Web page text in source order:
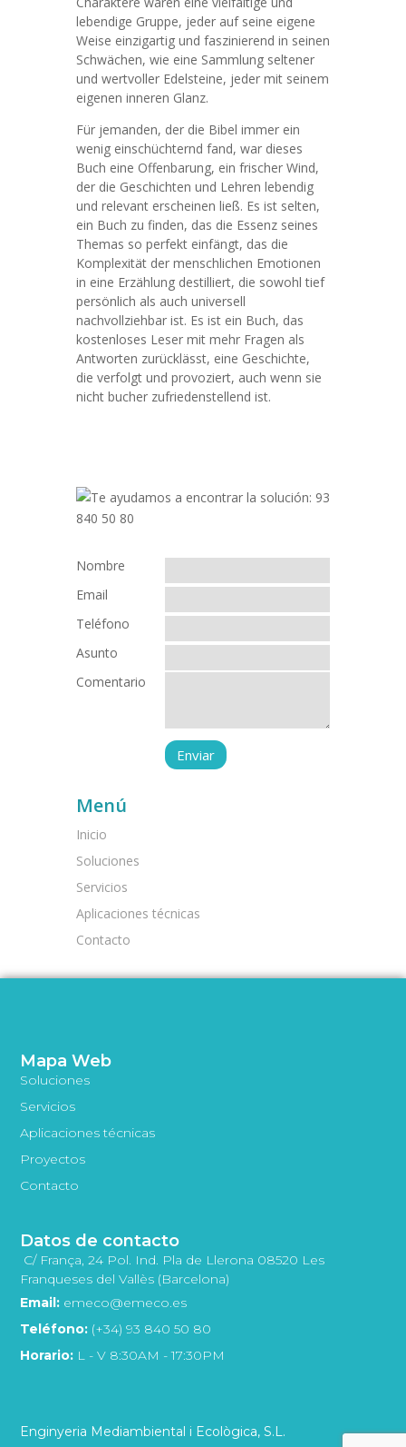
lebendige Gruppe, jeder auf seine eigene
Weise einzigartig und faszinierend in seinen
Schwächen, wie eine Sammlung seltener
und wertvoller Edelsteine, jeder mit seinem
eigenen inneren Glanz.
Für jemanden, der die Bibel immer ein
wenig einschüchternd fand, war dieses
Buch eine Offenbarung, ein frischer Wind,
der die Geschichten und Lehren lebendig
und relevant erscheinen ließ. Es ist selten,
ein Buch zu finden, das die Essenz seines
Themas so perfekt einfängt, das die
Komplexität der menschlichen Emotionen
in eine Erzählung destilliert, die sowohl tief
persönlich als auch universell
nachvollziehbar ist. Es ist ein Buch, das
kostenloses Leser mit mehr Fragen als
Antworten zurücklässt, eine Geschichte,
die verfolgt und provoziert, auch wenn sie
nicht bucher zufriedenstellend ist.
Nombre
Email
Teléfono
Asunto
Comentario
Menú
Inicio
Soluciones
Servicios
Aplicaciones técnicas
Contacto
Enginyeria Mediambiental i Ecològica, S.L.
Mapa Web
Soluciones
Servicios
Aplicaciones técnicas
Proyectos
Contacto
Datos de contacto
C/ França, 24 Pol. Ind. Pla de Llerona 08520 Les
Franqueses del Vallès (Barcelona)
Email: emeco@emeco.es
Teléfono: (+34) 93 840 50 80
Horario: L - V 8:30AM - 17:30PM